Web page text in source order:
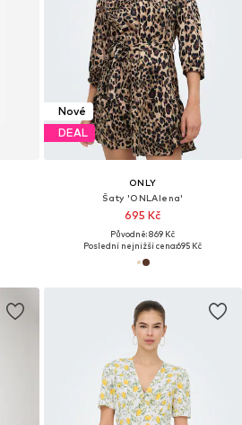
Nové
DEAL
ONLY
Šaty 'ONLAlena'
695 Kč
Původně: 869 Kč
Poslední nejnižší cena:695 Kč